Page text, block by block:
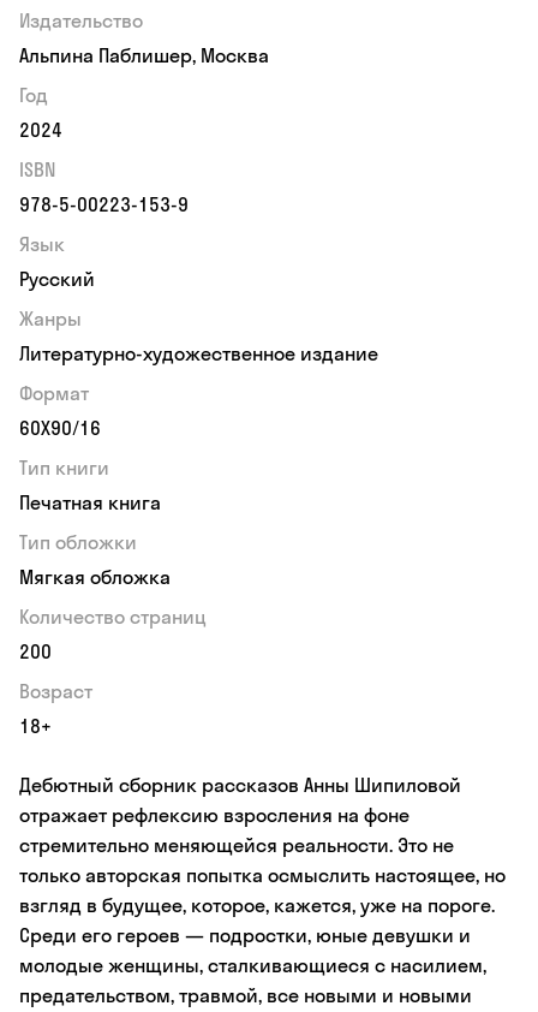
Издательство
Альпина Паблишер, Москва
Год
2024
ISBN
978-5-00223-153-9
Язык
Русский
Жанры
Литературно-художественное издание
Формат
60Х90/16
Тип книги
Печатная книга
Тип обложки
Мягкая обложка
Количество страниц
200
Возраст
18+
Дебютный сборник рассказов Анны Шипиловой
отражает рефлексию взросления на фоне
стремительно меняющейся реальности. Это не
только авторская попытка осмыслить настоящее, но
взгляд в будущее, которое, кажется, уже на пороге.
Среди его героев — подростки, юные девушки и
молодые женщины, сталкивающиеся с насилием,
предательством, травмой, все новыми и новыми